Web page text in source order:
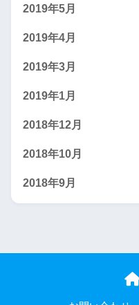
2019年5月
2019年4月
2019年3月
2019年1月
2018年12月
2018年10月
2018年9月